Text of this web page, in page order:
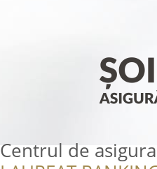
Centrul de